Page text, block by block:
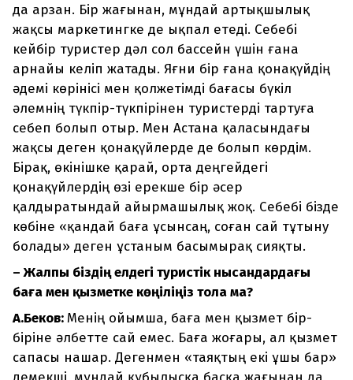
да арзан. Бір жағынан, мұндай артықшылық
жақсы маркетингке де ықпал етеді. Себебі
кейбір туристер дәл сол бассейн үшін ғана
арнайы келіп жатады. Яғни бір ғана қонақүйдің
әдемі көрінісі мен қолжетімді бағасы бүкіл
әлемнің түкпір-түкпірінен туристерді тартуға
себеп болып отыр. Мен Астана қаласындағы
жақсы деген қонақүйлерде де болып көрдім.
Бірақ, өкінішке қарай, орта деңгейдегі
қонақүйлердің өзі ерекше бір әсер
қалдыратындай айырмашылық жоқ. Себебі бізде
көбіне «қандай баға ұсынсаң, соған сай тұтыну
болады» деген ұстаным басымырақ сияқты.
– Жалпы біздің елдегі туристік нысандардағы
баға мен қызметке көңіліңіз тола ма?
А.Беков:Менің ойымша, баға мен қызмет бір-
біріне әлбетте сай емес. Баға жоғары, ал қызмет
сапасы нашар. Дегенмен «таяқтың екі ұшы бар»